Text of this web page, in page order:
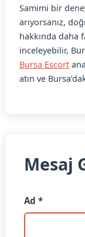
Samimi bir
arıyorsanız,
hakkında daha
inceleyebilir,
Bursa Escort
atın ve
Mesaj
Ad *